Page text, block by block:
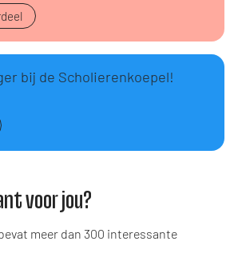
bij de Scholierenkoepel!
voor jou?
meer dan 300 interessante